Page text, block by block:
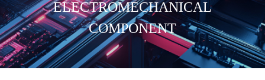
ELECTROMECHANICAL
COMPONENT